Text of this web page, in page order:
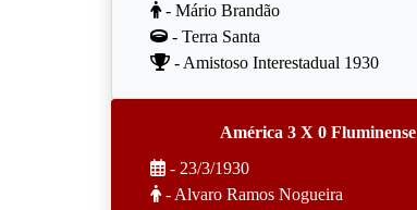
- Mário Brandão
- Terra Santa
- Amistoso Interestadual 1930
América 3 X 0 Fluminense
- 23/3/1930
- Alvaro Ramos Nogueira